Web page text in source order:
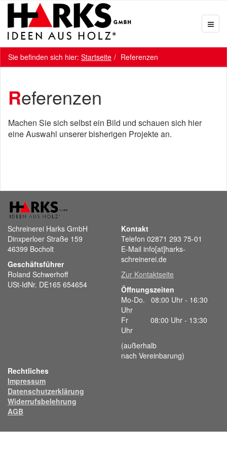
Sie befinden sich hier: Startseite Referenzen
Referenzen
Machen Sie sich selbst ein Bild und schauen sich hier
eine Auswahl unserer bisherigen Projekte an.
Schreinerei Harks GmbH
Dinxperloer Straße 159
46399 Bocholt
Geschäftsführer
Roland Schwerhoff
USt-IdNr. DE165 654654
Kontakt
Telefon 02871 293 75-01
E-Mail info[at]harks-
schreinerei.de
Zur Kontaktseite
Öffnungszeiten
Mo-Do. 08:00 Uhr - 16:30
Uhr
Fr 08:00 Uhr - 13:30
Uhr
(außerhalb
nach Vereinbarung)
Rechtliches
Impressum
Datenschutzerklärung
Widerrufsbelehrung
AGB